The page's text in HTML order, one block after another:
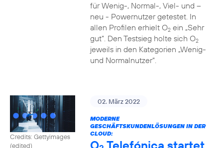
für Wenig-, Normal-, Viel- und –
neu - Powernutzer getestet. In
allen Profilen erhielt O2ein „Sehr
gut“. Den Testsieg holte sich O2
jeweils in den Kategorien „Wenig-
und Normalnutzer“.
Credits: Gettyimages
(edited)
02. März 2022
MODERNE
GESCHÄFTSKUNDENLÖSUNGEN IN DER
CLOUD:
O Telefónica startet